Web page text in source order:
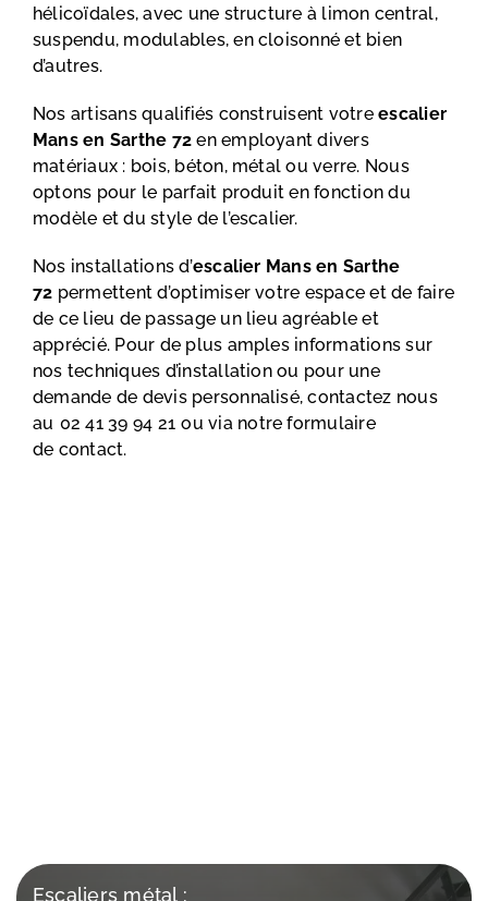
hélicoïdales, avec une structure à limon central,
suspendu, modulables, en cloisonné et bien
d’autres.
Nos artisans qualifiés construisent votreescalier
Mans en Sarthe 72 en employant divers
matériaux : bois, béton, métal ou verre. Nous
optons pour le parfait produit en fonction du
modèle et du style de l’escalier.
Nos installations d’escalier Mans en Sarthe
72 permettent d’optimiser votre espace et de faire
de ce lieu de passage un lieu agréable et
apprécié. Pour de plus amples informations sur
nos techniques d’installation ou pour une
demande de devis personnalisé, contactez nous
au 02 41 39 94 21 ou via notre formulaire
de contact.
Escaliers métal :